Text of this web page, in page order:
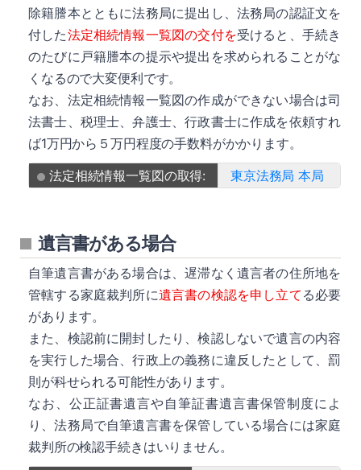
除籍謄本とともに法務局に提出し、法務局の認証文を
付した法定相続情報一覧図の交付を受けると、手続き
のたびに戸籍謄本の提示や提出を求められることがな
くなるので大変便利です。
なお、法定相続情報一覧図の作成ができない場合は司
法書士、税理士、弁護士、行政書士に作成を依頼すれ
ば1万円から５万円程度の手数料がかかります。
法定相続情報一覧図の取得:
東京法務局 本局
遺言書がある場合
自筆遺言書がある場合は、遅滞なく遺言者の住所地を
管轄する家庭裁判所に遺言書の検認を申し立て る必要
があります。
また、検認前に開封したり、検認しないで遺言の内容
を実行した場合、行政上の義務に違反したとして、罰
則が科せられる可能性があります。
なお、公正証書遺言や自筆証書遺言書保管制度によ
り、法務局で自筆遺言書を保管している場合には家庭
裁判所の検認手続きはいりません。